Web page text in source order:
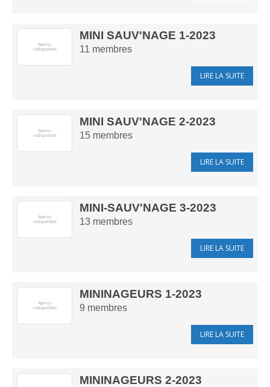
MINI SAUV'NAGE 1-2023
11 membres
LIRE LA SUITE
MINI SAUV'NAGE 2-2023
15 membres
LIRE LA SUITE
MINI-SAUV'NAGE 3-2023
13 membres
LIRE LA SUITE
MININAGEURS 1-2023
9 membres
LIRE LA SUITE
MININAGEURS 2-2023